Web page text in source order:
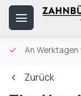
An Werktagen
Zurück